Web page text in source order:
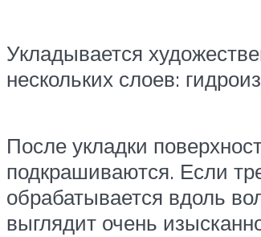
Укладывается
нескольких слоев:
После укладки
подкрашиваются. Если
обрабатывается вдоль
выглядит очень